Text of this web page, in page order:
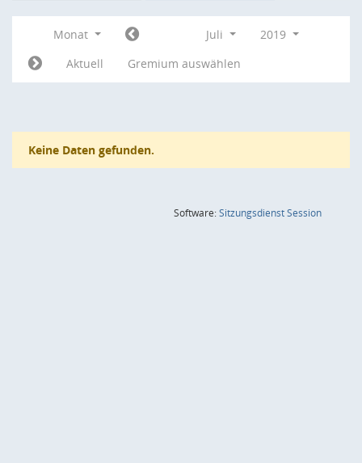
Monat Juli
2019
Aktuell
Gremium auswählen
Keine Daten gefunden.
Software:SitzungsdienstSession(Wird in